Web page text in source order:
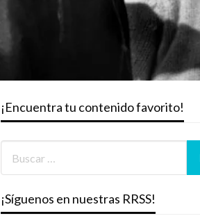
¡Encuentra tu contenido favorito!
¡Síguenos en nuestras RRSS!